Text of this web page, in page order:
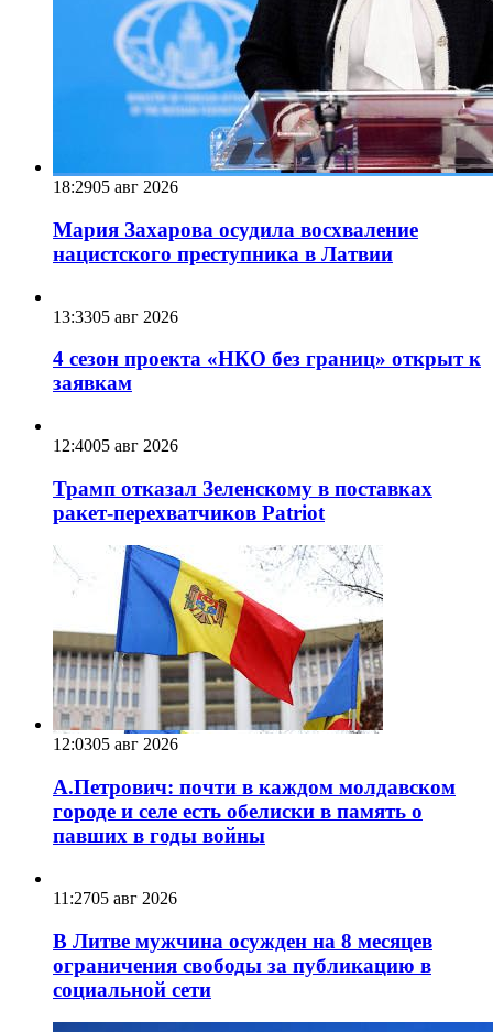
18:2905 авг 2026
Мария Захарова осудила восхваление
нацистского преступника в Латвии
13:3305 авг 2026
4 сезон проекта «НКО без границ» открыт к
заявкам
12:4005 авг 2026
Трамп отказал Зеленскому в поставках
ракет-перехватчиков Patriot
12:0305 авг 2026
А.Петрович: почти в каждом молдавском
городе и селе есть обелиски в память о
павших в годы войны
11:2705 авг 2026
В Литве мужчина осужден на 8 месяцев
ограничения свободы за публикацию в
социальной сети